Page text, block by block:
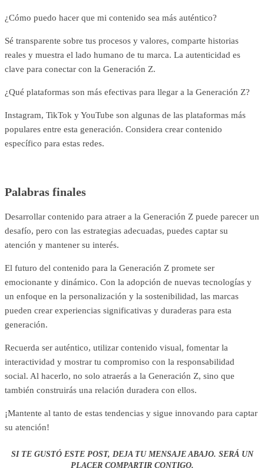
¿Cómo puedo hacer que mi contenido sea más auténtico?
Sé transparente sobre tus procesos y valores, comparte historias
reales y muestra el lado humano de tu marca. La autenticidad es
clave para conectar con la Generación Z.
¿Qué plataformas son más efectivas para llegar a la Generación Z?
Instagram, TikTok y YouTube son algunas de las plataformas más
populares entre esta generación. Considera crear contenido
específico para estas redes.
Palabras finales
Desarrollar contenido para atraer a la Generación Z puede parecer un
desafío, pero con las estrategias adecuadas, puedes captar su
atención y mantener su interés.
El futuro del contenido para la Generación Z promete ser
emocionante y dinámico. Con la adopción de nuevas tecnologías y
un enfoque en la personalización y la sostenibilidad, las marcas
pueden crear experiencias significativas y duraderas para esta
generación.
Recuerda ser auténtico, utilizar contenido visual, fomentar la
interactividad y mostrar tu compromiso con la responsabilidad
social. Al hacerlo, no solo atraerás a la Generación Z, sino que
también construirás una relación duradera con ellos.
¡Mantente al tanto de estas tendencias y sigue innovando para captar
su atención!
SI TE GUSTÓ ESTE POST, DEJA TU MENSAJE ABAJO. SERÁ UN
PLACER COMPARTIR CONTIGO.